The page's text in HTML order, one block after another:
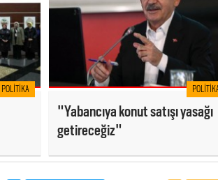
POLITIKA
"Yabancıya konut satışı yasağı
getireceğiz"